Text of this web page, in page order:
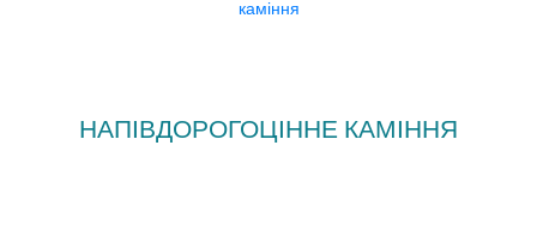
НАПІВДОРОГОЦІННЕ КАМІННЯ